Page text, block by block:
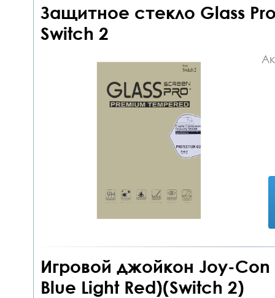
Защитное стекло Glass
Switch 2
Игровой джойкон Joy-Con
Blue Light Red)(Switch 2)